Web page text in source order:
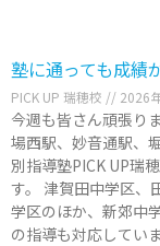
塾に通っても成績
PICK UP 瑞穂校 2026
今週も皆さん頑張り
場西駅、妙音通駅、
別指導塾PICK UP瑞
す。 津賀田中学区、
学区のほか、新郊中
の指導も対応してい